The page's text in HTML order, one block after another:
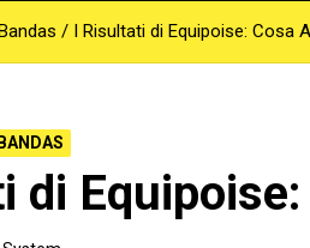
I Risultati di Equipoise: Cosa
di